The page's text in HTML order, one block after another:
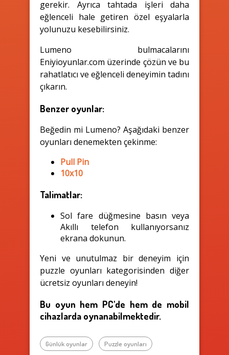
gerekir. Ayrıca tahtada işleri daha
eğlenceli hale getiren özel eşyalarla
yolunuzu kesebilirsiniz.
Lumeno bulmacalarını
Eniyioyunlar.com üzerinde çözün ve bu
rahatlatıcı ve eğlenceli deneyimin tadını
çıkarın.
Benzer oyunlar:
Beğedin mi Lumeno? Aşağıdaki benzer
oyunları denemekten çekinme:
Pull Pin
10x10
Talimatlar:
Sol fare düğmesine basın veya
Akıllı telefon kullanıyorsanız
ekrana dokunun.
Yeni ve unutulmaz bir deneyim için
puzzle oyunları kategorisinden diğer
ücretsiz oyunları deneyin!
Bu oyun hem PC'de hem de mobil
cihazlarda oynanabilmektedir.
Günlük oyunlar Puzzle oyunları